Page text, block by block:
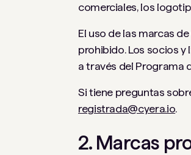
comerciales, los
El uso de las marcas
prohibido. Los socios
a través del Programa
Si tiene preguntas
registrada@cyera.io.
2. Marcas